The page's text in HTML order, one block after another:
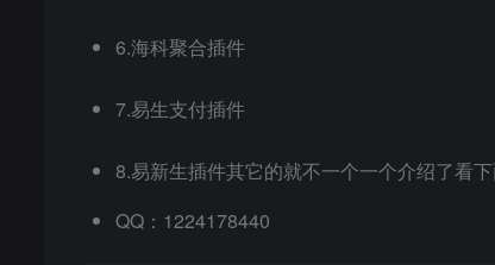
6.海科聚合插件
7.易生支付插件
8.易新生插件其它的就不一个一个介绍了看
QQ：1224178440